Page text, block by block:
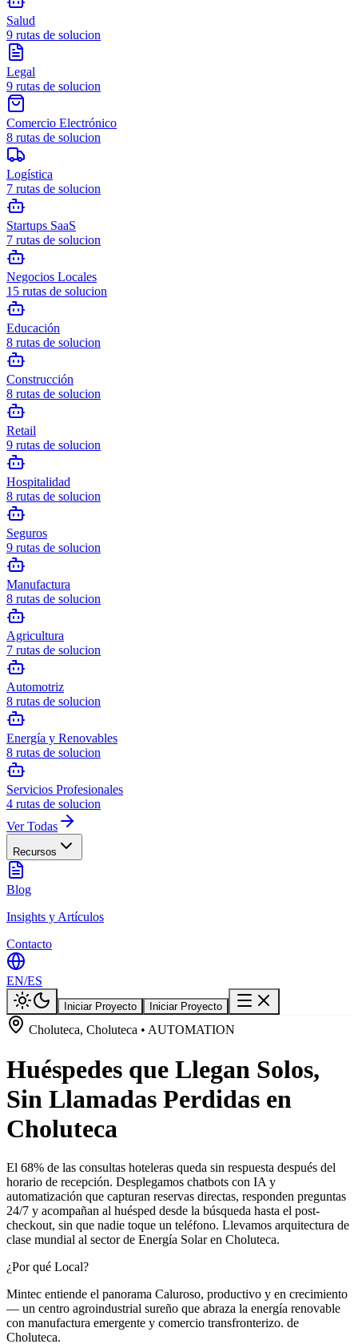
Salud
9 rutas de solucion
Legal
9 rutas de solucion
Comercio Electrónico
8 rutas de solucion
Logística
7 rutas de solucion
Startups SaaS
7 rutas de solucion
Negocios Locales
15 rutas de solucion
Educación
8 rutas de solucion
Construcción
8 rutas de solucion
Retail
9 rutas de solucion
Hospitalidad
8 rutas de solucion
Seguros
9 rutas de solucion
Manufactura
8 rutas de solucion
Agricultura
7 rutas de solucion
Automotriz
8 rutas de solucion
Energía y Renovables
8 rutas de solucion
Servicios Profesionales
4 rutas de solucion
Ver Todas
Recursos
Blog
Insights y Artículos
Contacto
EN/ES
Iniciar Proyecto Iniciar Proyecto
Choluteca, Choluteca • AUTOMATION
Huéspedes que Llegan Solos,
Sin Llamadas Perdidas en
Choluteca
El 68% de las consultas hoteleras queda sin respuesta después del
horario de recepción. Desplegamos chatbots con IA y
automatización que capturan reservas directas, responden preguntas
24/7 y acompañan al huésped desde la búsqueda hasta el post-
checkout, sin que nadie toque un teléfono. Llevamos arquitectura de
clase mundial al sector de Energía Solar en Choluteca.
¿Por qué Local?
Mintec entiende el panorama Caluroso, productivo y en crecimiento
— un centro agroindustrial sureño que abraza la energía renovable
con manufactura emergente y comercio transfronterizo. de
Choluteca.